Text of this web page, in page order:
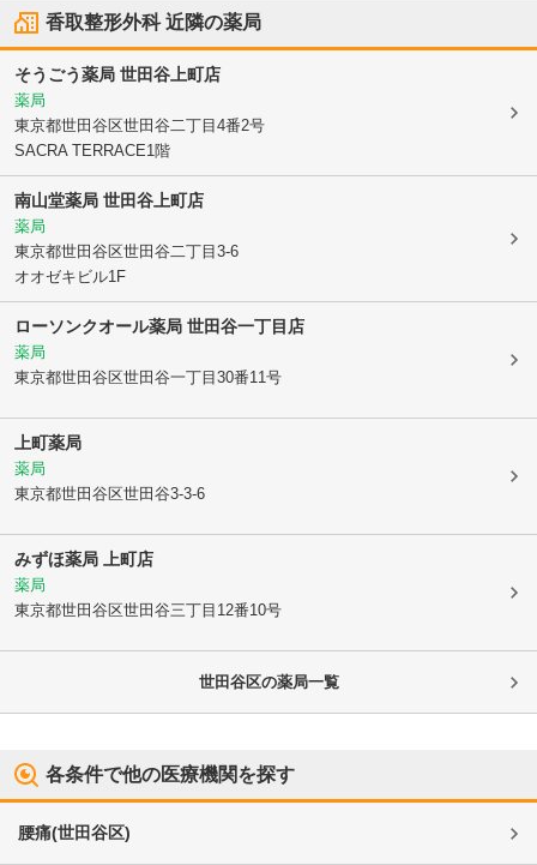
香取整形外科近隣の薬局
そうごう薬局 世田谷上町店
薬局
東京都世田谷区世田谷二丁目4番2号
SACRA TERRACE1階
南山堂薬局 世田谷上町店
薬局
東京都世田谷区世田谷二丁目3-6
オオゼキビル1F
ローソンクオール薬局 世田谷一丁目店
薬局
東京都世田谷区世田谷一丁目30番11号
上町薬局
薬局
東京都世田谷区世田谷3-3-6
みずほ薬局 上町店
薬局
東京都世田谷区世田谷三丁目12番10号
世田谷区の薬局一覧
各条件で他の医療機関を探す
腰痛(世田谷区)